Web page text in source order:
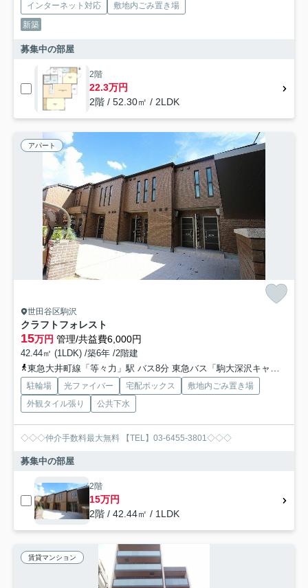
インターネット対応
敷地内ごみ置き場
新築
募集中の部屋
2階
22.3万円
2階 / 52.30㎡ / 2LDK
アパート
世田谷区駒沢
クラフトフォレスト
15万円 管理/共益費6,000円
42.44㎡ (1LDK) /築6年 /2階建
東急大井町線「等々力」駅 バス8分 東急バス「駒大深沢キャンパス前」 停歩4分
駐輪場 光ファイバー 宅配ボックス
敷地内ごみ置き場
外観タイル張り
公共下水
◇◇◇仲介手数料最大無料 【TEL】03-6455-3801◇◇◇
募集中の部屋
2階
15万円
2階 / 42.44㎡ / 1LDK
賃貸マンション